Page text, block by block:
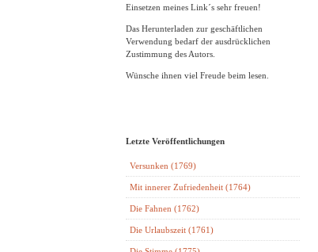
Einsetzen meines Link´s sehr freuen!
Das Herunterladen zur geschäftlichen
Verwendung bedarf der ausdrücklichen
Zustimmung des Autors.
Wünsche ihnen viel Freude beim lesen.
Letzte Veröffentlichungen
Versunken (1769)
Mit innerer Zufriedenheit (1764)
Die Fahnen (1762)
Die Urlaubszeit (1761)